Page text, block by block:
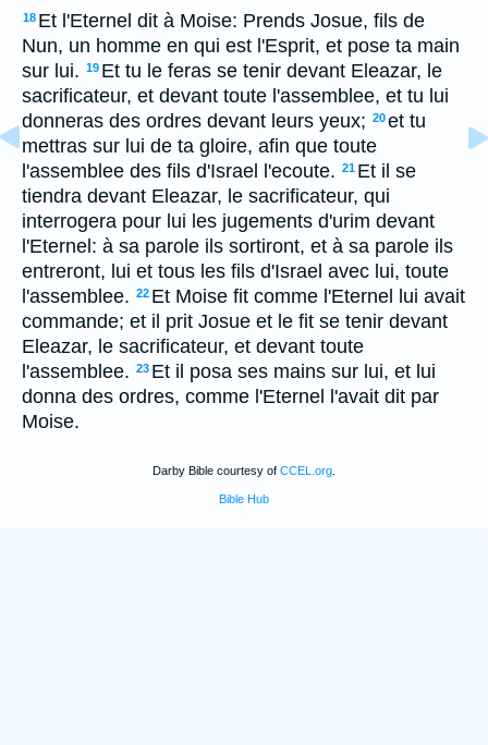
18 Et l'Eternel dit à Moise: Prends Josue, fils de
Nun, un homme en qui est l'Esprit, et pose ta main
sur lui. 19 Et tu le feras se tenir devant Eleazar, le
sacrificateur, et devant toute l'assemblee, et tu lui
donneras des ordres devant leurs yeux; 20et tu
mettras sur lui de ta gloire, afin que toute
l'assemblee des fils d'Israel l'ecoute. 21 Et il se
tiendra devant Eleazar, le sacrificateur, qui
interrogera pour lui les jugements d'urim devant
l'Eternel: à sa parole ils sortiront, et à sa parole ils
entreront, lui et tous les fils d'Israel avec lui, toute
l'assemblee. 22 Et Moise fit comme l'Eternel lui avait
commande; et il prit Josue et le fit se tenir devant
Eleazar, le sacrificateur, et devant toute
l'assemblee. 23 Et il posa ses mains sur lui, et lui
donna des ordres, comme l'Eternel l'avait dit par
Moise.
Darby Bible courtesy of CCEL.org
Bible Hub